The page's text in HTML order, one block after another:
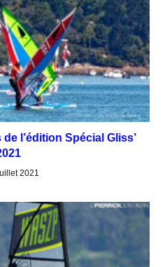
l’édition Spécial Gliss’
2021